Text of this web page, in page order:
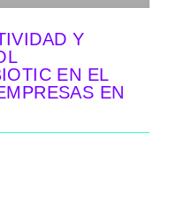
Y
EN EL
EN